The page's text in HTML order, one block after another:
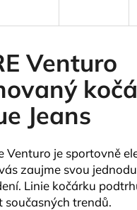
Venturo
Jeans
Venturo je sportovně
zaujme svou
Linie kočárku
současných trendů.